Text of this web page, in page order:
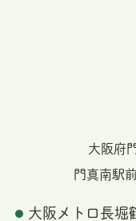
大阪府
門真南駅
大阪メトロ長堀